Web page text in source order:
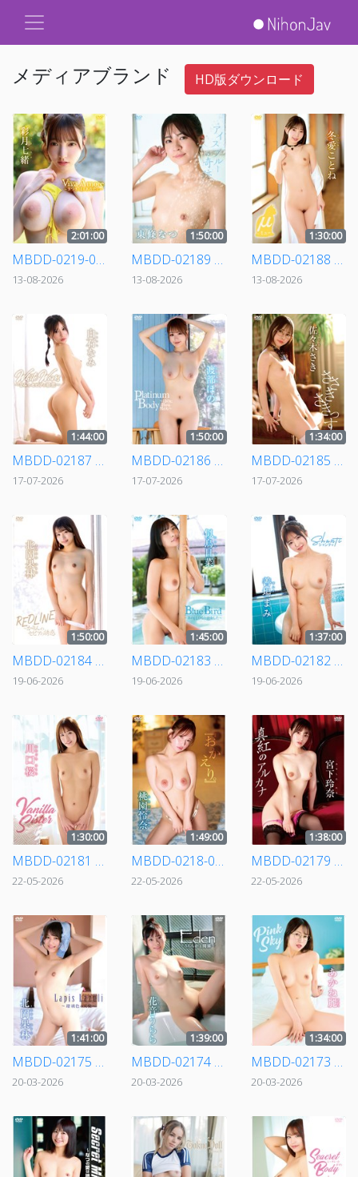
メディアブランド HD版ダウンロード
2:01:00
MBDD-0219-0 彩月七緒/Viva Amore ～さつきのIをあなたに～
13-08-2026
1:50:00
MBDD-02189 東條なつ/アイスブルーの奇跡
13-08-2026
1:30:00
MBDD-02188 冬愛ことね/μ ～ ミュー
13-08-2026
1:44:00
MBDD-02187 白石なみ/White Waves～なみのセピアの初恋～
17-07-2026
1:50:00
MBDD-02186 渡部ほの/Platinum Body～ほのに群がる男たち～
17-07-2026
1:34:00
MBDD-02185 佐々木さき/ささきさきっす
17-07-2026
1:50:00
MBDD-02184 北岡果林/REDLINE～かりんのセピアの誘惑
19-06-2026
1:45:00
MBDD-02183 似鳥日菜/Blue Bird ～あの日、ひなと恋をした～
19-06-2026
1:37:00
MBDD-02182 善場まみ/Shanti
19-06-2026
1:30:00
MBDD-02181 川口 桜/Vanilla Sister
22-05-2026
1:49:00
MBDD-0218-0 桃園怜奈/「おかえり。」
22-05-2026
1:38:00
MBDD-02179 宮下玲奈/真紅のアルカナ
22-05-2026
1:41:00
MBDD-02175 北岡果林/Lapis Lazuli ～瑠璃色の天使～
20-03-2026
1:39:00
MBDD-02174 花音うらら/Eden～うららかな関係～
20-03-2026
1:34:00
MBDD-02173 あかね麗（旧:二階堂麗）/Pink Sky
20-03-2026